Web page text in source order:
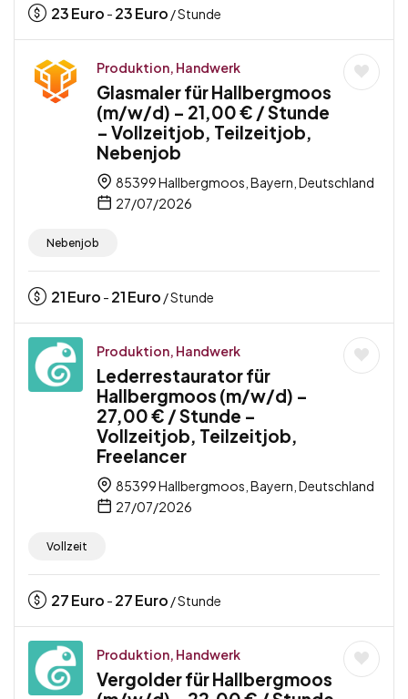
23Euro - 23Euro / Stunde
Produktion, Handwerk
Glasmaler für Hallbergmoos
(m/w/d) – 21,00 € / Stunde
– Vollzeitjob, Teilzeitjob,
Nebenjob
85399 Hallbergmoos, Bayern, Deutschland
27/07/2026
Nebenjob
21Euro - 21Euro / Stunde
Produktion, Handwerk
Lederrestaurator für
Hallbergmoos (m/w/d) –
27,00 € / Stunde –
Vollzeitjob, Teilzeitjob,
Freelancer
85399 Hallbergmoos, Bayern, Deutschland
27/07/2026
Vollzeit
27Euro - 27Euro / Stunde
Produktion, Handwerk
Vergolder für Hallbergmoos